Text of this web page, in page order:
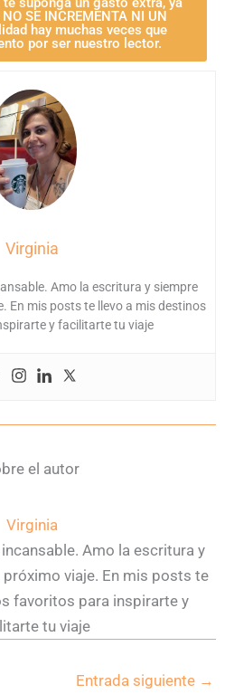
SE INCREMENTA NI UN
hay muchas veces que
por ser nuestro lector.
Virginia
Amo la escritura y siempre
En mis posts te llevo a mis destinos
y facilitarte tu viaje
el autor
Virginia
Amo la escritura y
viaje. En mis posts te
favoritos para inspirarte y
tu viaje
Entrada siguiente →